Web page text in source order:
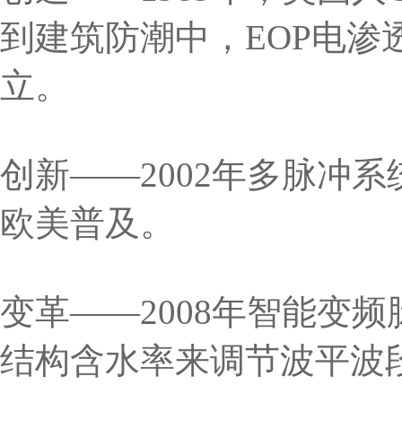
到建筑防潮中，EOP电
立。
创新——2002年多脉冲系
欧美普及。
变革——2008年智能变频
结构含水率来调节波平波